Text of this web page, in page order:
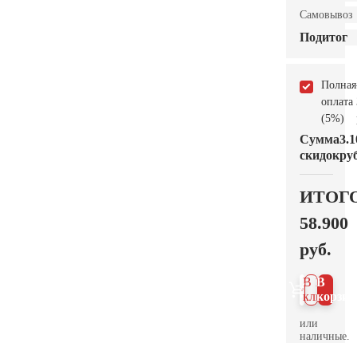
Самовывоз
Подитог
Полная
оплата
(5%)
Сумма
скидок
58.900
руб.
В
В 1
клик
или
наличные.